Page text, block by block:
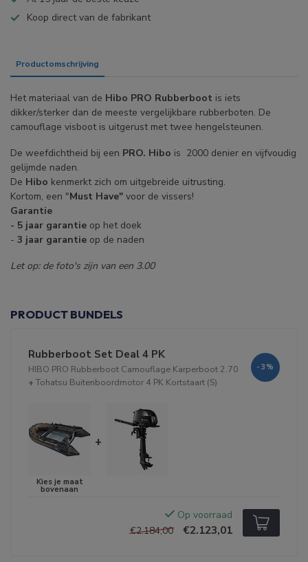
Koop direct van de fabrikant
Productomschrijving
Het materiaal van de Hibo PRO Rubberboot is iets
dikker/sterker dan de meeste vergelijkbare rubberboten. De
camouflage visboot is uitgerust met twee hengelsteunen.
De weefdichtheid bij een PRO. Hibo is 2000 denier en vijfvoudig
gelijmde naden.
De Hibo kenmerkt zich om uitgebreide uitrusting.
Kortom, een "Must Have" voor de vissers!
Garantie
- 5 jaar garantie op het doek
- 3 jaar garantie op de naden
Let op: de foto's zijn van een 3.00
PRODUCT BUNDELS
Rubberboot Set Deal 4 PK
HIBO PRO Rubberboot Camouflage Karperboot 2.70
+ Tohatsu Buitenboordmotor 4 PK Kortstaart (S)
-3%
+
Op voorraad
€2.184,00
€2.123,01